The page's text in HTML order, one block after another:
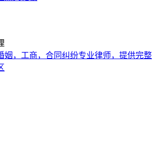
姻，工商，合同纠纷专业律师，提供完整